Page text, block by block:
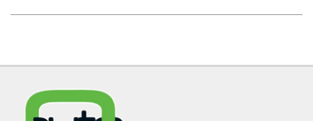
Listino
32.295 €
cambio
alimentazione